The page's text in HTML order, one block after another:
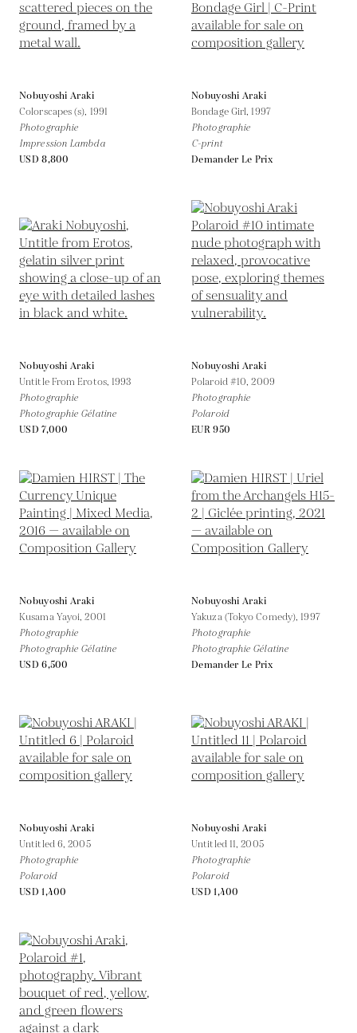
Nobuyoshi Araki
Colorscapes (s), 1991
Photographie
Impression Lambda
USD 8,800
Nobuyoshi Araki
Bondage Girl,1997
Photographie
C-print
Demander Le Prix
Nobuyoshi Araki
Untitle From Erotos,1993
Photographie
Photographie Gélatine
USD 7,000
Nobuyoshi Araki
Polaroid #10,2009
Photographie
Polaroid
EUR 950
Nobuyoshi Araki
Kusama Yayoi,2001
Photographie
Photographie Gélatine
USD 6,500
Nobuyoshi Araki
Yakuza (Tokyo Comedy),1997
Photographie
Photographie Gélatine
Demander Le Prix
Nobuyoshi Araki
Untitled 6,2005
Photographie
Polaroid
USD 1,400
Nobuyoshi Araki
Untitled 11,2005
Photographie
Polaroid
USD 1,400